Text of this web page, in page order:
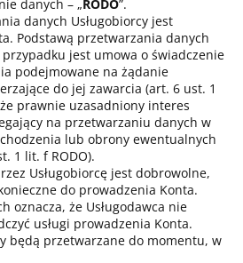
danych – „RODO”.
danych Usługobiorcy jest
Podstawą przetwarzania danych
jest umowa o świadczenie
podejmowane na żądanie
do jej zawarcia (art. 6 ust. 1
prawnie uzasadniony interes
na przetwarzaniu danych w
lub obrony ewentualnych
1 lit. f RODO).
Usługobiorcę jest dobrowolne,
do prowadzenia Konta.
oznacza, że Usługodawca nie
usługi prowadzenia Konta.
będą przetwarzane do momentu, w